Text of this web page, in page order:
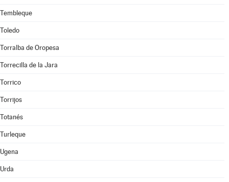
Tembleque
Toledo
Torralba de Oropesa
Torrecilla de la Jara
Torrico
Torrijos
Totanés
Turleque
Ugena
Urda